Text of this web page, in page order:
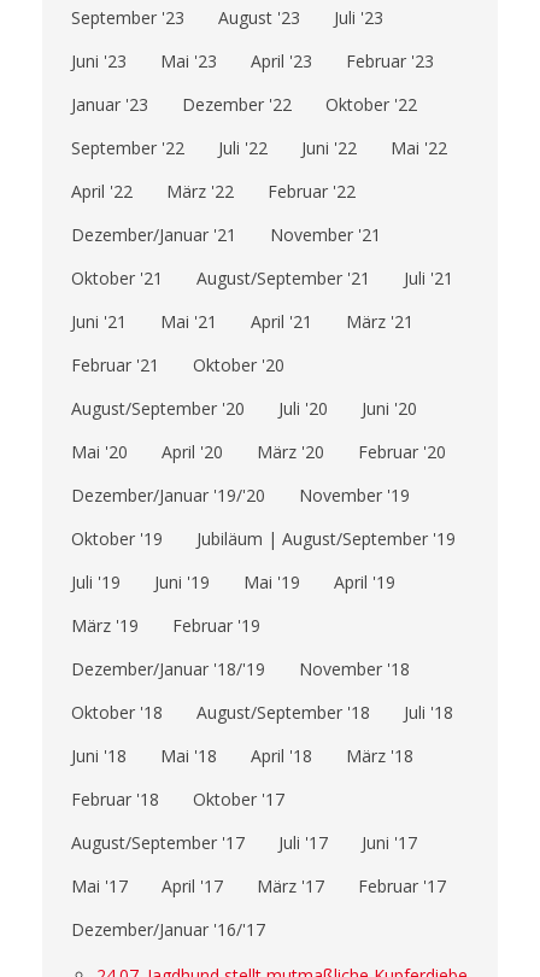
September '23
August '23
Juli '23
Juni '23
Mai '23 April '23
Februar '23
Januar '23
Dezember '22
Oktober '22
September '22
Juli '22 Juni '22
Mai '22
April '22
März '22
Februar '22
Dezember/Januar '21
November '21
Oktober '21
August/September '21
Juli '21
Juni '21
Mai '21 April '21
März '21
Februar '21
Oktober '20
August/September '20
Juli '20
Juni '20
Mai '20
April '20 März '20
Februar '20
Dezember/Januar '19/'20
November '19
Oktober '19
Jubiläum | August/September '19
Juli '19
Juni '19 Mai '19
April '19
März '19
Februar '19
Dezember/Januar '18/'19
November '18
Oktober '18
August/September '18
Juli '18
Juni '18
Mai '18 April '18
März '18
Februar '18
Oktober '17
August/September '17
Juli '17
Juni '17
Mai '17
April '17 März '17
Februar '17
Dezember/Januar '16/'17